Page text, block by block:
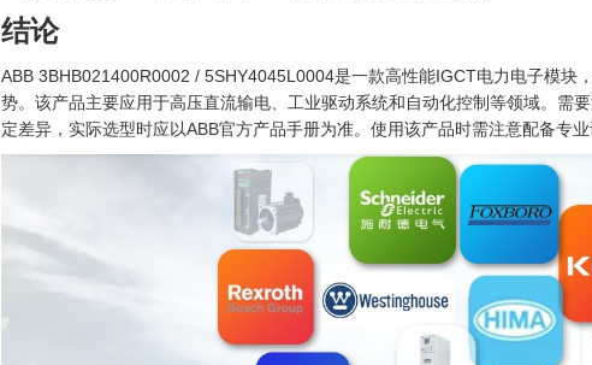
结论
ABB 3BHB021400R0002 / 5SHY4045L0004是一款高性能IGCT电力电子模块
势。该产品主要应用于高压直流输电、工业驱动系统和自动化控制等领域。需
定差异，实际选型时应以ABB官方产品手册为准。使用该产品时需注意配备专